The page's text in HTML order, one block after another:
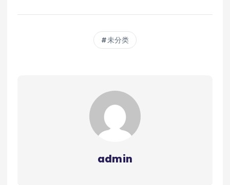
未分类
admin